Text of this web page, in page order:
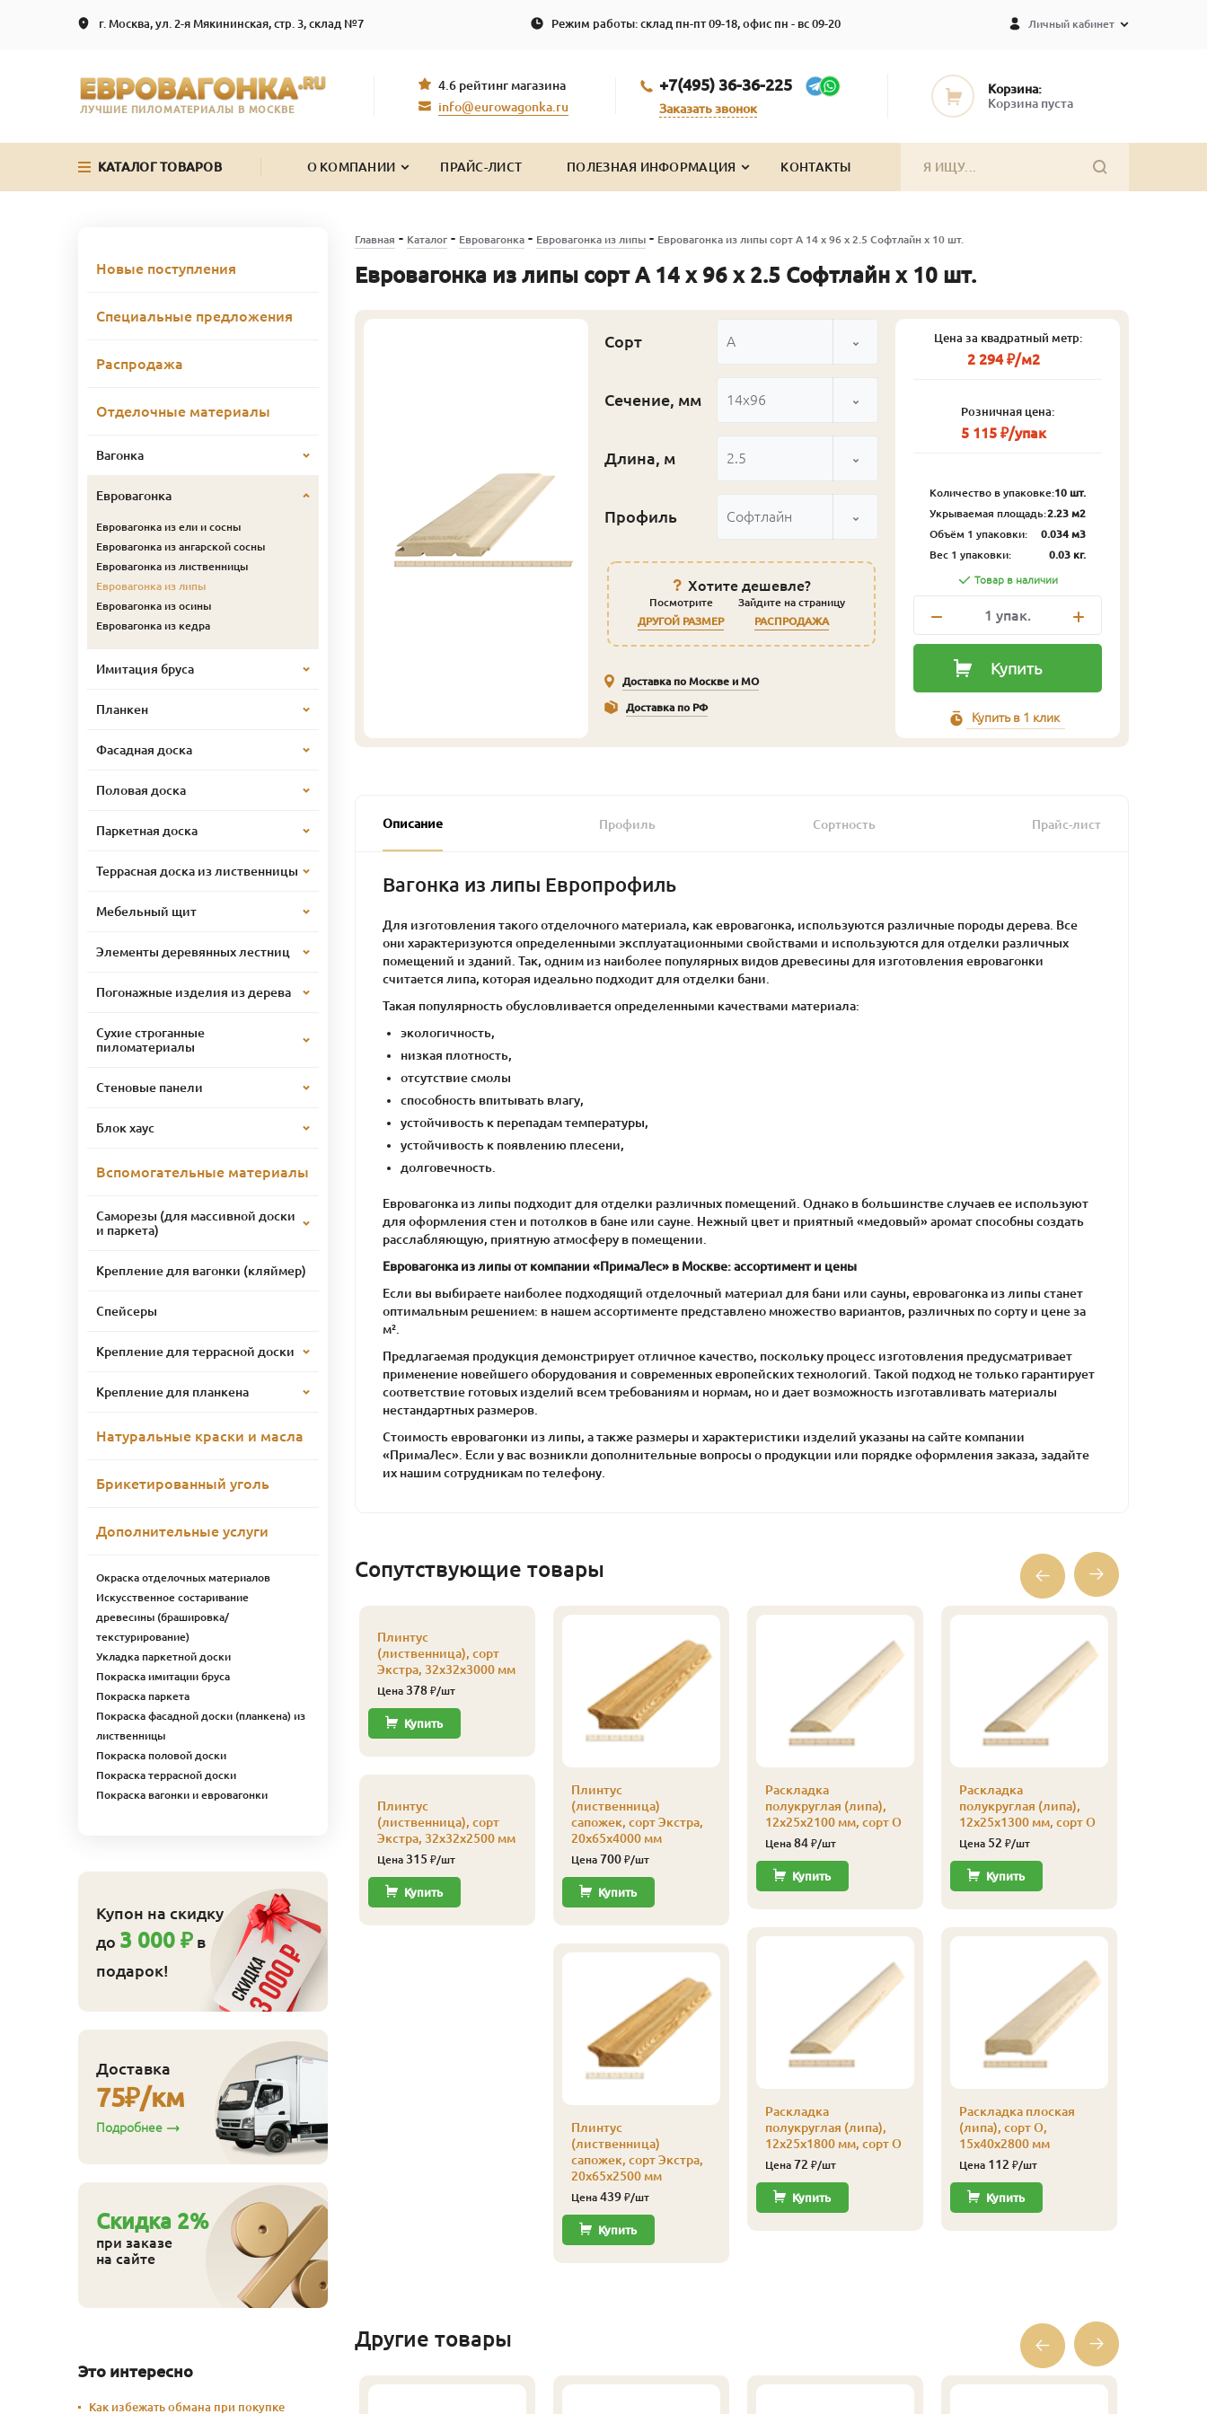
г. Москва, ул. 2-я Мякининская, стр. 3, склад №7 Режим работы: склад пн-пт 09-18, офис пн - вс 09-20 Личный кабинет
ЛУЧШИЕ ПИЛОМАТЕРИАЛЫ В МОСКВЕ
4.6 рейтинг магазина
info@eurowagonka.ru
+7(495) 36-36-225
Заказать звонок
Корзина:
Корзина пуста
КАТАЛОГ ТОВАРОВ О КОМПАНИИ ПРАЙС-ЛИСТ ПОЛЕЗНАЯ ИНФОРМАЦИЯ КОНТАКТЫ
Главная - Каталог- Евровагонка- Евровагонка из липы- Евровагонка из липы сорт А 14 x 96 x 2.5 Софтлайн x 10 шт.
Евровагонка из липы сорт А 14 x 96 x 2.5 Софтлайн x 10 шт.
Сорт А
Сечение, мм 14x96
Длина, м 2.5
Профиль Софтлайн
Хотите дешевле?
Посмотрите
ДРУГОЙ РАЗМЕР
Зайдите на страницу
РАСПРОДАЖА
Доставка по Москве и МО
Доставка по РФ
Цена за квадратный метр:
2 294 ₽/м2
Розничная цена:
5 115 ₽/упак
Количество в упаковке:10 шт.
Укрываемая площадь:2.23 м2
Объём 1 упаковки:
0.034 м3
Вес 1 упаковки:
0.03 кг.
Товар в наличии
1 упак.
Купить
Купить в 1 клик
Описание Профиль Сортность Прайс-лист
Вагонка из липы Европрофиль
Для изготовления такого отделочного материала, как евровагонка, используются различные породы дерева. Все
они характеризуются определенными эксплуатационными свойствами и используются для отделки различных
помещений и зданий. Так, одним из наиболее популярных видов древесины для изготовления евровагонки
считается липа, которая идеально подходит для отделки бани.
Такая популярность обусловливается определенными качествами материала:
экологичность,
низкая плотность,
отсутствие смолы
способность впитывать влагу,
устойчивость к перепадам температуры,
устойчивость к появлению плесени,
долговечность.
Евровагонка из липы подходит для отделки различных помещений. Однако в большинстве случаев ее используют
для оформления стен и потолков в бане или сауне. Нежный цвет и приятный «медовый» аромат способны создать
расслабляющую, приятную атмосферу в помещении.
Евровагонка из липы от компании «ПримаЛес» в Москве: ассортимент и цены
Если вы выбираете наиболее подходящий отделочный материал для бани или сауны, евровагонка из липы станет
оптимальным решением: в нашем ассортименте представлено множество вариантов, различных по сорту и цене за
м².
Предлагаемая продукция демонстрирует отличное качество, поскольку процесс изготовления предусматривает
применение новейшего оборудования и современных европейских технологий. Такой подход не только гарантирует
соответствие готовых изделий всем требованиям и нормам, но и дает возможность изготавливать материалы
нестандартных размеров.
Стоимость евровагонки из липы, а также размеры и характеристики изделий указаны на сайте компании
«ПримаЛес». Если у вас возникли дополнительные вопросы о продукции или порядке оформления заказа, задайте
их нашим сотрудникам по телефону.
Сопутствующие товары
№ 5 100 шт/
№ 4 100 шт/
Кляймер № 4
Плинтус
(лиственница), сорт
Экстра, 32х32х3000 мм
Цена 378₽/шт
Купить
Плинтус
(лиственница), сорт
Экстра, 32х32х2500 мм
Цена 315 ₽/шт
Купить
Плинтус
(лиственница)
сапожек, сорт Экстра,
20х65х4000 мм
Цена 700₽/шт
Купить
Плинтус
(лиственница)
сапожек, сорт Экстра,
20х65х2500 мм
Цена 439₽/шт
Купить
Раскладка
полукруглая (липа),
12х25х2100 мм, сорт О
Цена 84₽/шт
Купить
Раскладка
полукруглая (липа),
12х25х1800 мм, сорт О
Цена 72 ₽/шт
Купить
Раскладка
полукруглая (липа),
12х25х1300 мм, сорт О
Цена 52 ₽/шт
Купить
Раскладка плоская
(липа), сорт О,
15х40х2800 мм
Цена 112 ₽/шт
Купить
Другие товары
Новые поступления
Специальные предложения
Распродажа
Отделочные материалы
Вагонка
Евровагонка
Евровагонка из ели и сосны
Евровагонка из ангарской сосны
Евровагонка из лиственницы
Евровагонка из липы
Евровагонка из осины
Евровагонка из кедра
Имитация бруса
Планкен
Фасадная доска
Половая доска
Паркетная доска
Террасная доска из лиственницы
Мебельный щит
Элементы деревянных лестниц
Погонажные изделия из дерева
Сухие строганные
пиломатериалы
Стеновые панели
Блок хаус
Вспомогательные материалы
Саморезы (для массивной доски
и паркета)
Крепление для вагонки (кляймер)
Спейсеры
Крепление для террасной доски
Крепление для планкена
Натуральные краски и масла
Брикетированный уголь
Дополнительные услуги
Окраска отделочных материалов
Искусственное состаривание
древесины (брашировка/
текстурирование)
Укладка паркетной доски
Покраска имитации бруса
Покраска паркета
Покраска фасадной доски (планкена) из
лиственницы
Покраска половой доски
Покраска террасной доски
Покраска вагонки и евровагонки
Купон на скидку
до 3 000 ₽ в
подарок!
Доставка
75₽/км
Подробнее
Cкидка 2%
при заказе
на сайте
Это интересно
Как избежать обмана при покупке